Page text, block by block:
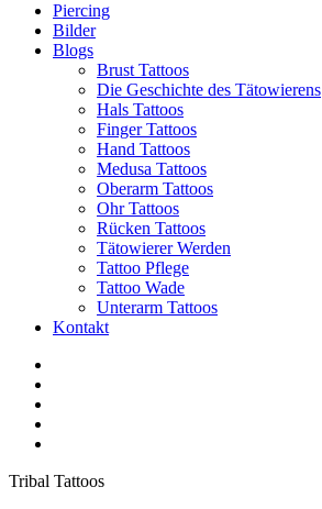
Piercing
Bilder
Blogs
Brust Tattoos
Die Geschichte des Tätowierens
Hals Tattoos
Finger Tattoos
Hand Tattoos
Medusa Tattoos
Oberarm Tattoos
Ohr Tattoos
Rücken Tattoos
Tätowierer Werden
Tattoo Pflege
Tattoo Wade
Unterarm Tattoos
Kontakt
Tribal Tattoos